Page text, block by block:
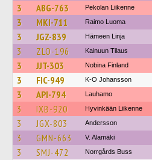
3 ABG-763 Pekolan Liikenne
3 MKI-711 Raimo Luoma
3 JGZ-839 Hämeen Linja
3 ZLO-196 Kainuun Tilaus
3 JJT-303 Nobina Finland
3 FIC-949 K-O Johansson
3 API-794 Lauhamo
3 IXB-920 Hyvinkään Liikenne
3 JGX-803 Andersson
3 GMN-663 V. Alamäki
3 SMJ-472 Norrgårds Buss